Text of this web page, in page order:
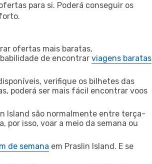
para si. Poderá conseguir os
ofertas mais baratas,
de encontrar viagens baratas
verifique os bilhetes das
poderá ser mais fácil encontrar voos
Island são normalmente entre terça-
isso, voar a meio da semana ou
de semana em Praslin Island. E se